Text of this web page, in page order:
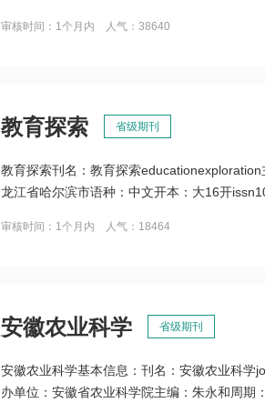
审核时间：1个月内 人气：38640
教育探索 省级期刊
教育探索刊名：教育探索
龙江省哈尔滨市语种：中文开本：大16开
审核时间：1个月内 人气：18464
安徽农业科学 省级期刊
安徽农业科学基本信息：刊名：安徽农业科
办单位：安徽省农业科学院主编：朱永和周期